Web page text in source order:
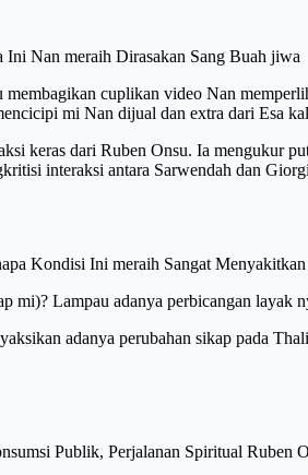
Ini Nan meraih Dirasakan Sang Buah jiwa
cuplikan video Nan
mi Nan dijual dan extra dari Esa
keras dari Ruben Onsu. Ia mengukur
interaksi antara Sarwendah dan
Kondisi Ini meraih Sangat
mi)? Lampau adanya perbicangan
adanya perubahan sikap pada
Publik, Perjalanan Spiritual